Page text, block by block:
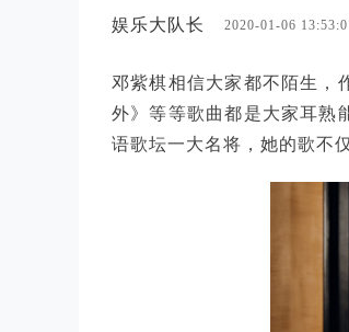
娱乐大队长 2020-01-06
邓紫棋相信大家都不陌生，
外》等等歌曲都是大家耳熟
语歌坛一大名将，她的歌不